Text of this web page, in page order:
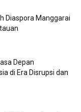
Diaspora Manggarai
Depan
di Era Disrupsi dan